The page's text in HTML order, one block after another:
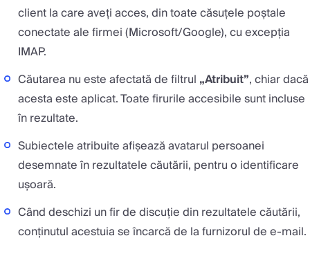
client la care aveți acces, din toate căsuțele poștale
conectate ale firmei (Microsoft/Google), cu excepția
IMAP.
Căutarea nu este afectată de filtrul „Atribuit”, chiar dacă
acesta este aplicat. Toate firurile accesibile sunt incluse
în rezultate.
Subiectele atribuite afișează avatarul persoanei
desemnate în rezultatele căutării, pentru o identificare
ușoară.
Când deschizi un fir de discuție din rezultatele căutării,
conținutul acestuia se încarcă de la furnizorul de e-mail.